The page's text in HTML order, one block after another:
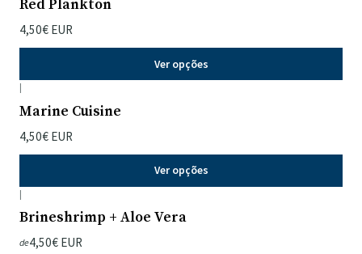
Red Plankton
4,50€ EUR
Ver opções
|
Marine Cuisine
4,50€ EUR
Ver opções
|
Brineshrimp + Aloe Vera
de4,50€ EUR